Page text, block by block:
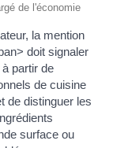
de l'économie
la mention
doit signaler
partir de
de cuisine
de distinguer les
surface ou